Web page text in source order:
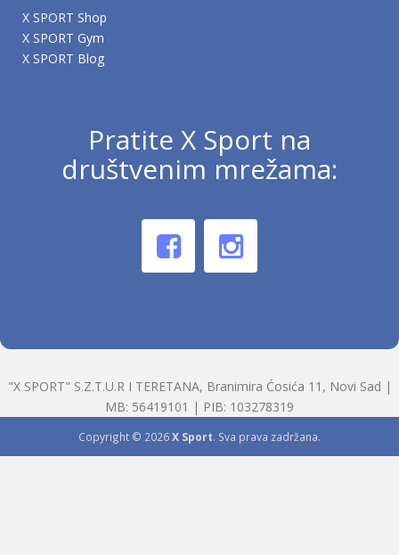
X SPORT Shop
X SPORT Gym
X SPORT Blog
Pratite X Sport na
društvenim mrežama:
"X SPORT" S.Z.T.U.R I TERETANA, Branimira Ćosića 11, Novi Sad |
MB: 56419101 | PIB: 103278319
Copyright © 2026X Sport. Sva prava zadržana.